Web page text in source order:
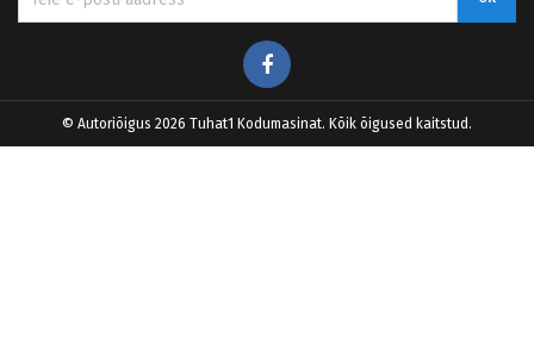
Facebook
© Autoriõigus 2026 Tuhat1 Kodumasinat. Kõik õigused kaitstud.